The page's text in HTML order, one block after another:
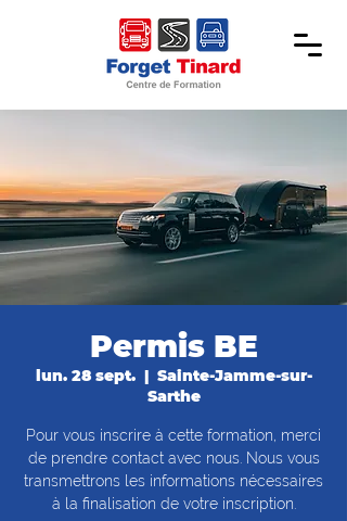
Permis BE
lun. 28 sept.
  |
Sainte-Jamme-sur-
Sarthe
Pour vous inscrire à cette formation, merci
de prendre contact avec nous. Nous vous
transmettrons les informations nécessaires
à la finalisation de votre inscription.